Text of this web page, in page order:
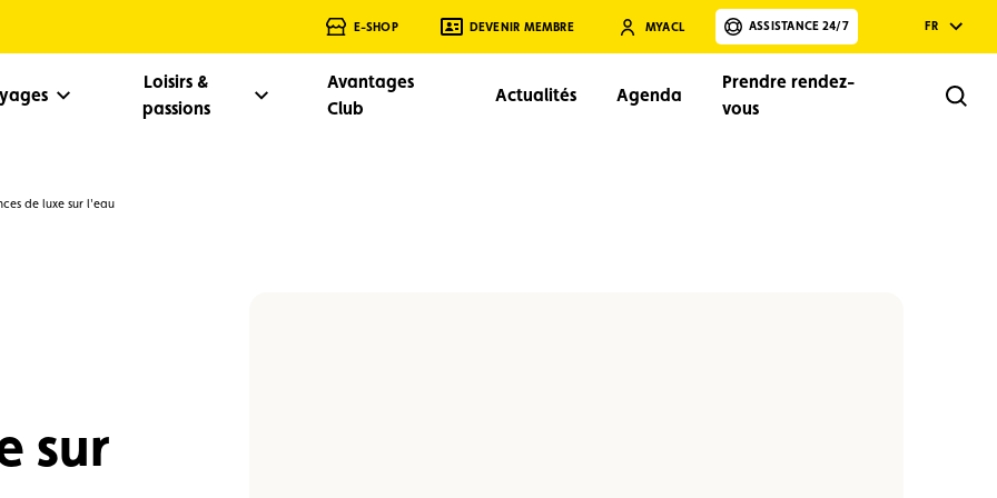
E-SHOP DEVENIR MEMBRE MYACL ASSISTANCE 24/7 FR
Loisirs &
passions
Avantages
Club
Actualités Agenda
Prendre rendez-
vous
de luxe sur l'eau
sur